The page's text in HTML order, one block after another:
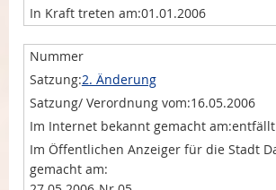
01.01.2006
2. Änderung
16.05.2006
entfällt